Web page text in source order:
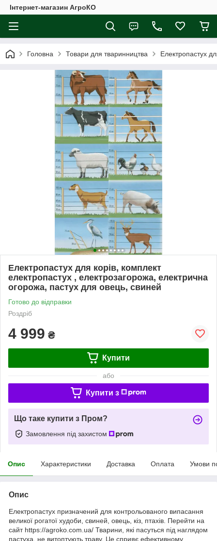
Інтернет-магазин АгроКО
Головна Товари для тваринництва Електропастух
Електропастух для корів, комплект
електропастух , електрозагорожа, електрична
огорожа, пастух для овець, свиней
Готово до відправки
Роздріб
4 999 ₴
Купити
або
Купити з
Що таке купити з Пром?
Замовлення під захистом
Опис Характеристики Доставка Оплата Умови
Опис
Електропастух призначений для контрольованого випасання
великої рогатої худоби, свиней, овець, кіз, птахів. Перейти на
сайт https://agroko.com.ua/ Тварини, які пасуться під наглядом
пастуха, не витоптують траву. Це сприяє ефективному